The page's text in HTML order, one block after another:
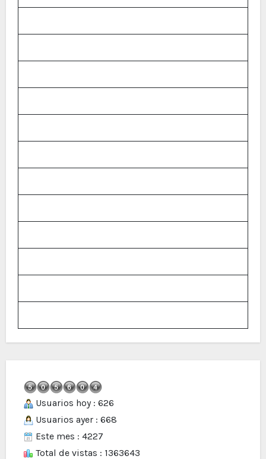
Usuarios hoy : 626
Usuarios ayer : 668
Este mes : 4227
Total de vistas : 1363643